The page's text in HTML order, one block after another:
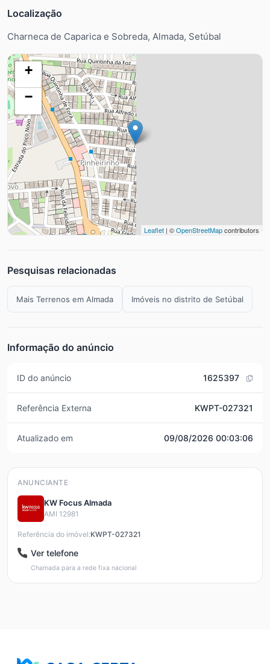
Localização
Charneca de Caparica e Sobreda, Almada, Setúbal
+
−
Leaflet | ©OpenStreetMapcontributors
Pesquisas relacionadas
Mais Terrenos em Almada Imóveis no distrito de Setúbal
Informação do anúncio
ID do anúncio 1625397
Referência Externa KWPT-027321
Atualizado em 09/08/2026 00:03:06
ANUNCIANTE
KW Focus Almada
AMI 12981
Referência do imóvel:KWPT-027321
Ver telefone
Chamada para a rede fixa nacional